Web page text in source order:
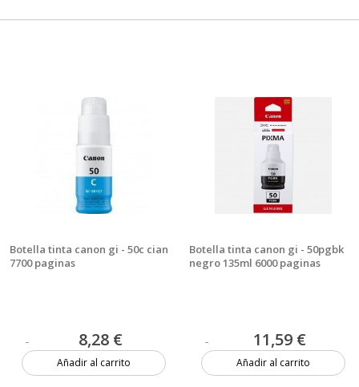
Botella tinta canon gi - 50c cian
7700 paginas
8,28 €
Añadir al carrito
Botella tinta canon gi - 50pgbk
negro 135ml 6000 paginas
11,59 €
Añadir al carrito